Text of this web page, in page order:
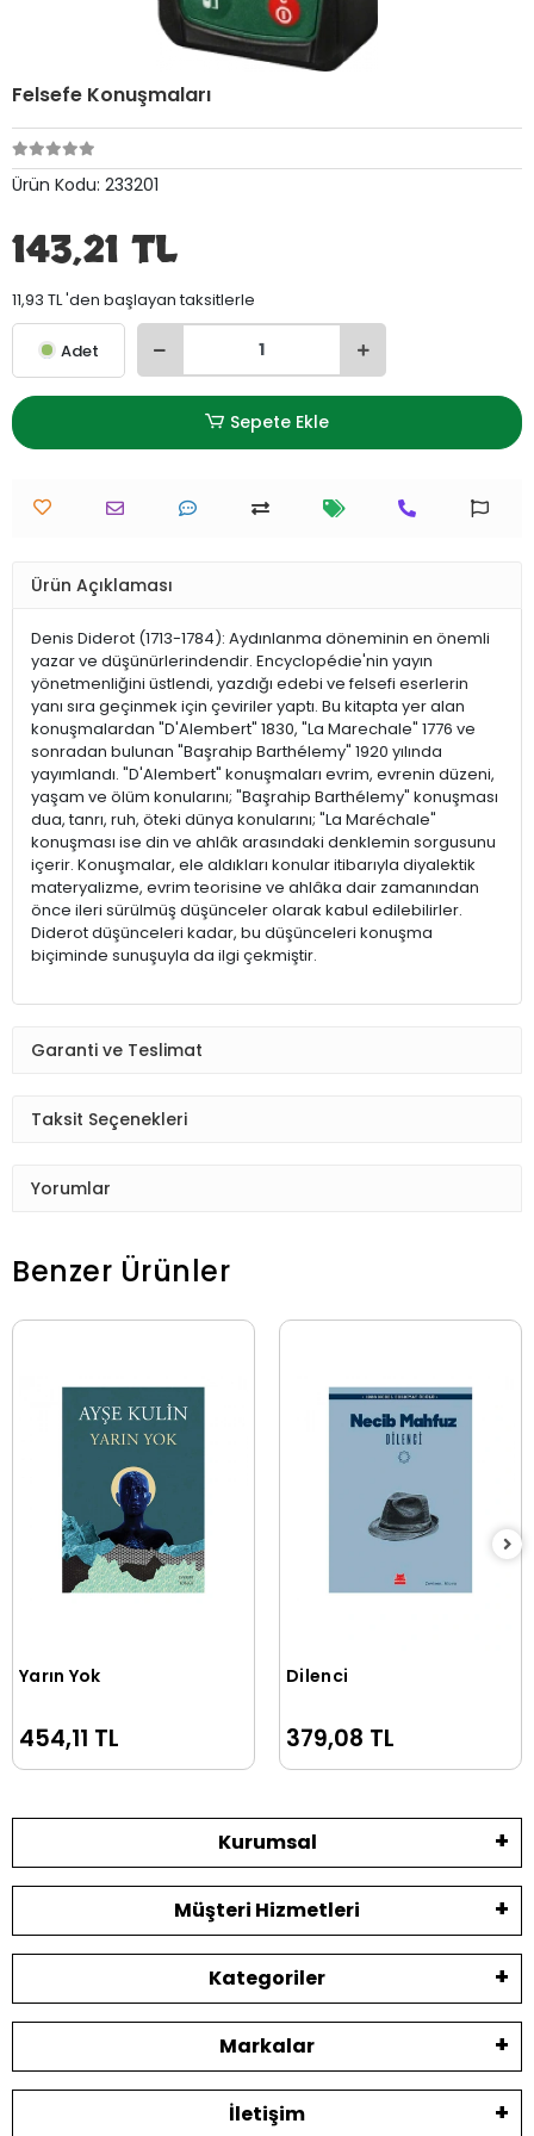
Felsefe Konuşmaları
Ürün Kodu: 233201
143,21 TL
11,93 TL 'den başlayan taksitlerle
Adet
Sepete Ekle
Ürün Açıklaması
Denis Diderot (1713-1784): Aydınlanma döneminin en önemli
yazar ve düşünürlerindendir. Encyclopédie'nin yayın
yönetmenliğini üstlendi, yazdığı edebi ve felsefi eserlerin
yanı sıra geçinmek için çeviriler yaptı. Bu kitapta yer alan
konuşmalardan "D'Alembert" 1830, "La Marechale" 1776 ve
sonradan bulunan "Başrahip Barthélemy" 1920 yılında
yayımlandı. "D'Alembert" konuşmaları evrim, evrenin düzeni,
yaşam ve ölüm konularını; "Başrahip Barthélemy" konuşması
dua, tanrı, ruh, öteki dünya konularını; "La Maréchale"
konuşması ise din ve ahlâk arasındaki denklemin sorgusunu
içerir. Konuşmalar, ele aldıkları konular itibarıyla diyalektik
materyalizme, evrim teorisine ve ahlâka dair zamanından
önce ileri sürülmüş düşünceler olarak kabul edilebilirler.
Diderot düşünceleri kadar, bu düşünceleri konuşma
biçiminde sunuşuyla da ilgi çekmiştir.
Garanti ve Teslimat
Taksit Seçenekleri
Yorumlar
Benzer Ürünler
Yarın Yok
454,11 TL
Dilenci
379,08 TL
Kurumsal
Müşteri Hizmetleri
Kategoriler
Markalar
İletişim